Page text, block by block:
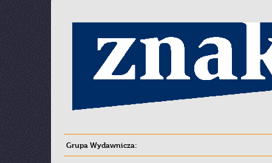
Grupa Wydawnicza: